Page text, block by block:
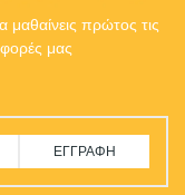
πρώτος τις
μας
ΕΓΓΡΑΦΉ